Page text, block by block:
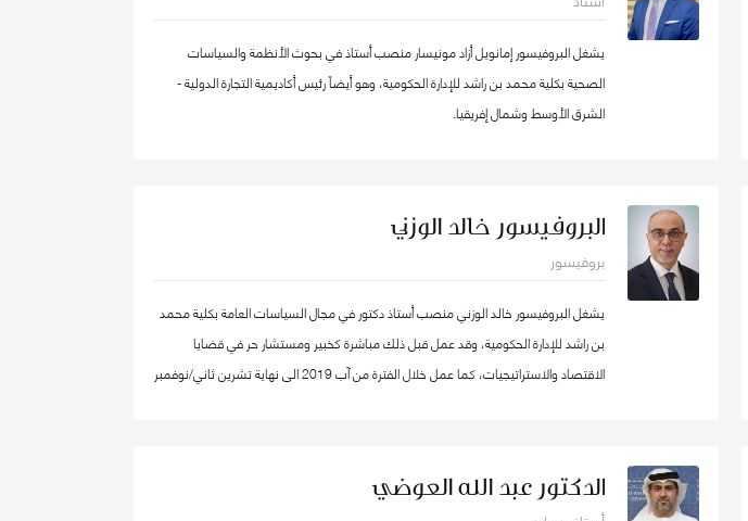
يشغل البروفيسور إمانويل أزاد مونيسار منصب أستاذ في بحوث الأنظمة والسياسات
الصحية بكلية محمد بن راشد للإدارة الحكومية، وهو أيضاً رئيس أكاديمية التجارة الدولية -
الشرق الأوسط وشمال إفريقيا.
البروفيسور خالد الوزني
بروفيسور
يشغل البروفيسور خالد الوزني منصب أستاذ دكتور في مجال السياسات العامة بكلية محمد
بن راشد للإدارة الحكومية، وقد عمل قبل ذلك مباشرة كخبير ومستشار حر في قضايا
الاقتصاد والاستراتيجيات، كما عمل خلال الفترة من آب 2019 الى نهاية تشرين ثاني/نوفمبر
وعمل بين الفترة 2006-2011 في القطاع الخاص مديرا عاما ورئيسا تنفيذيا لسرايا العقبة،الدكتور عبد الله العوضي